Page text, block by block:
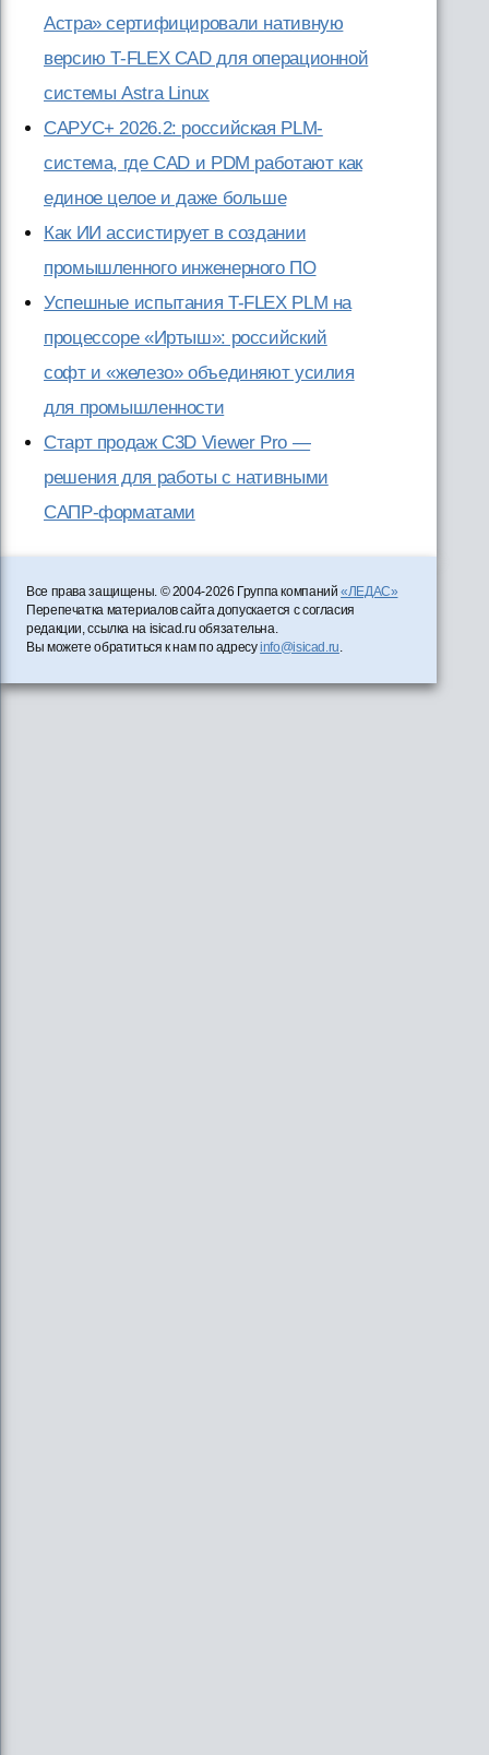
Астра» сертифицировали нативную
версию T-FLEX CAD для операционной
системы Astra Linux
САРУС+ 2026.2: российская PLM-
система, где CAD и PDM работают как
единое целое и даже больше
Как ИИ ассистирует в создании
промышленного инженерного ПО
Успешные испытания T-FLEX PLM на
процессоре «Иртыш»: российский
софт и «железо» объединяют усилия
для промышленности
Старт продаж C3D Viewer Pro —
решения для работы с нативными
САПР-форматами
Все права защищены. © 2004-2026 Группа компаний«ЛЕДАС»
Перепечатка материалов сайта допускается с согласия
редакции, ссылка на isicad.ru обязательна.
Вы можете обратиться к нам по адресуinfo@isicad.ru